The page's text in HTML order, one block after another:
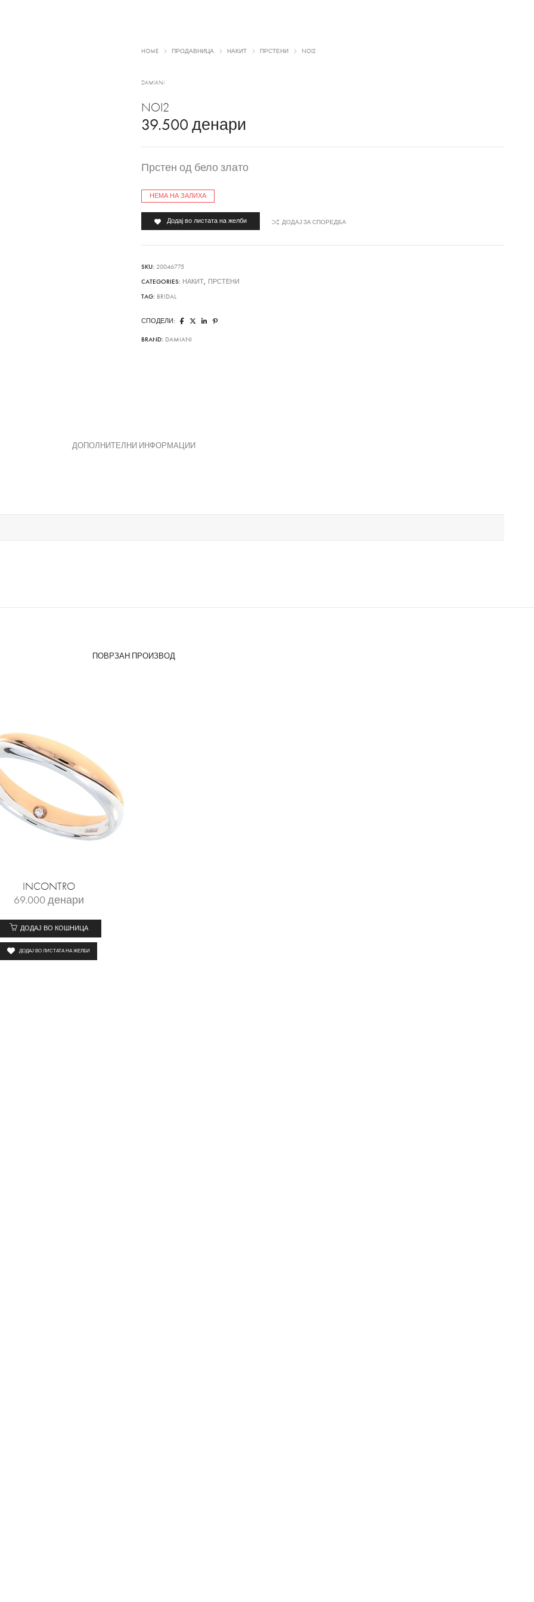
HOME ПРОДАВНИЦА НАКИТ ПРСТЕНИ NOI2
DAMIANI
NOI2
39.500денари
Прстен од бело злато
НЕМА НА ЗАЛИХА
Додај во листата на желби ДОДАЈ ЗА СПОРЕДБА
SKU: 20046775
CATEGORIES: НАКИТ, ПРСТЕНИ
TAG: BRIDAL
СПОДЕЛИ:
BRAND: DAMIANI
ДОПОЛНИТЕЛНИ ИНФОРМАЦИИ
ПОВРЗАН ПРОИЗВОД
INCONTRO
69.000денари
ДОДАЈ ВО КОШНИЦА
ДОДАЈ ВО ЛИСТАТА НА ЖЕЛБИ